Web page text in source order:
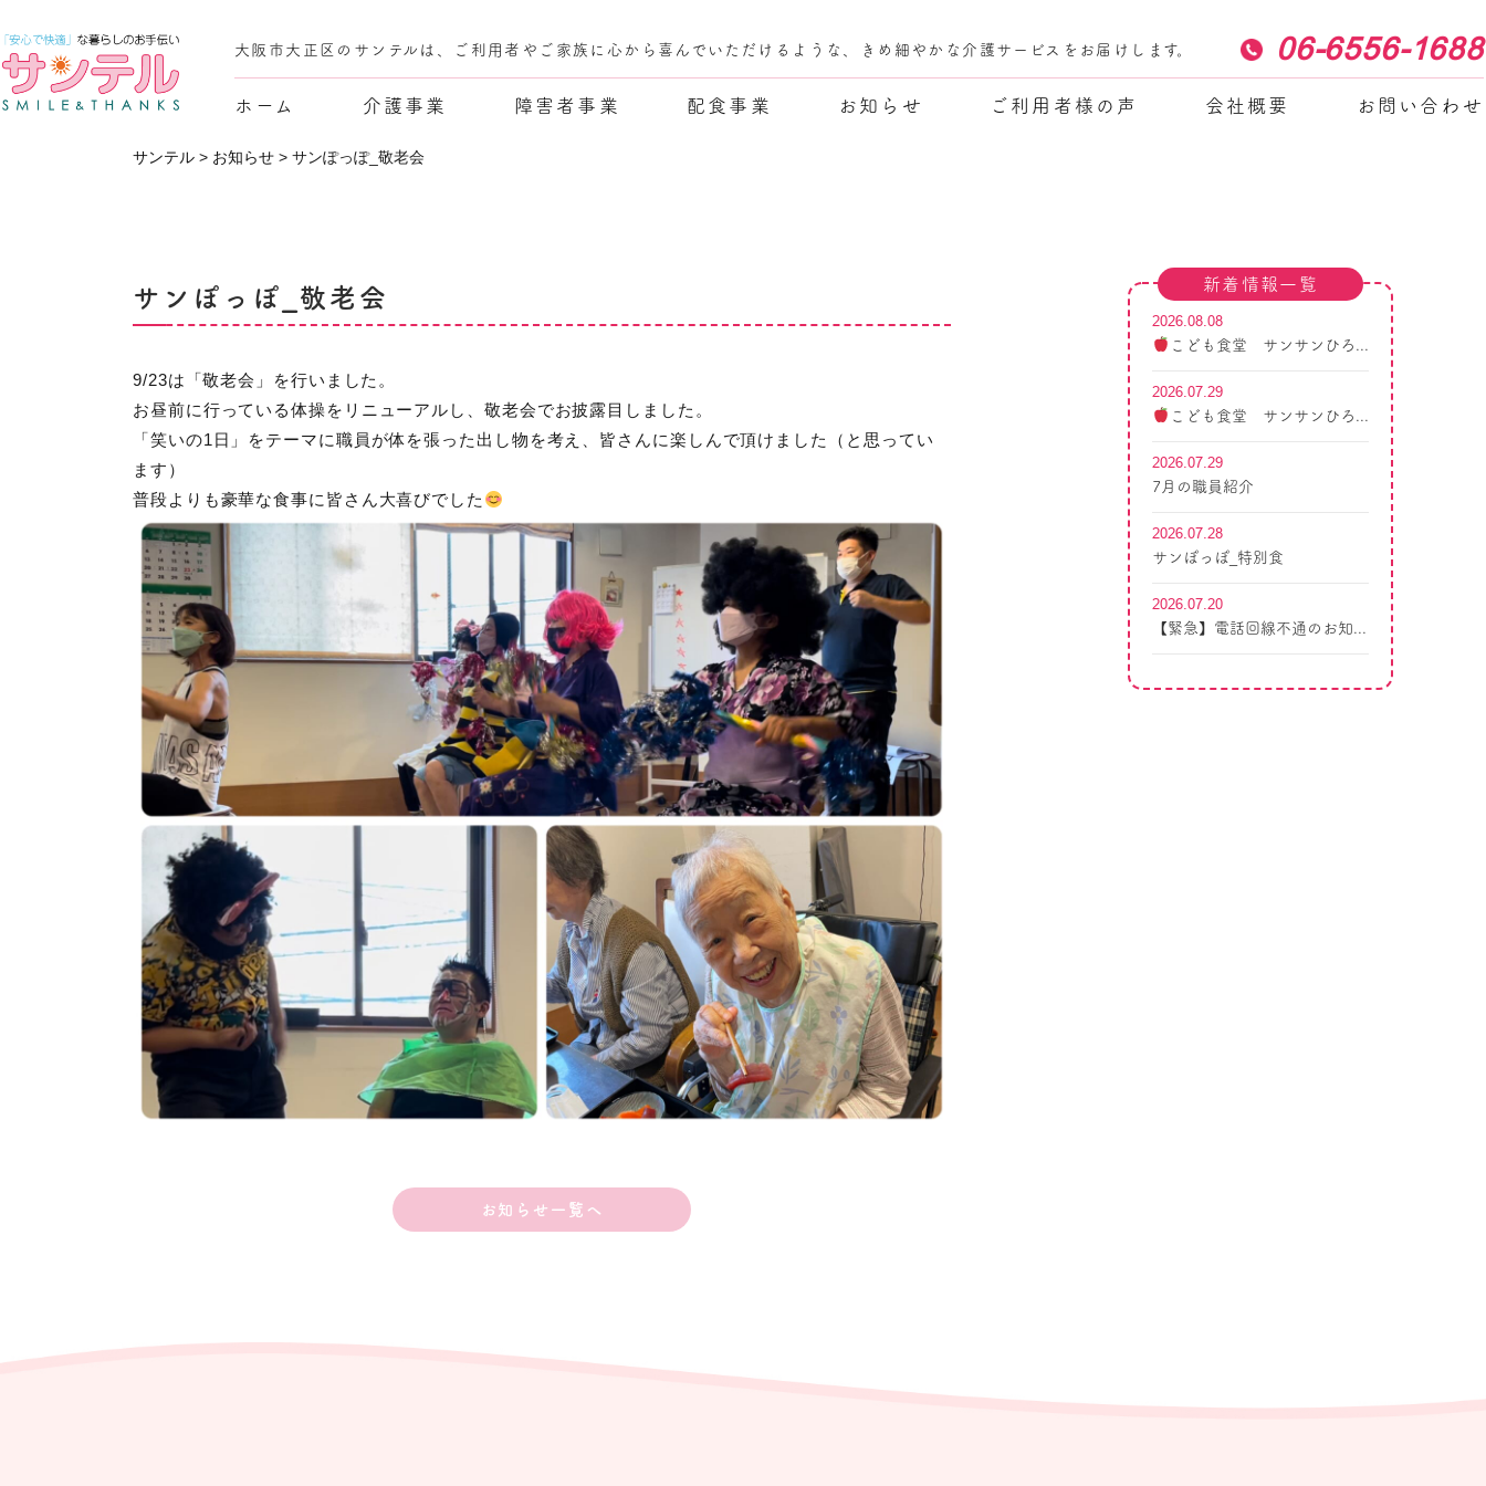
大阪市大正区のサンテルは、ご利用者やご家族に心から喜んでいただけるような、きめ細やかな介護サービスをお届けします。 06-6556-1688
ホーム 介護事業 障害者事業 配食事業 お知らせ ご利用者様の声 会社概要 お問い合わせ
サンテル > お知らせ > サンぽっぽ_敬老会
サンぽっぽ_敬老会
9/23は「敬老会」を行いました。
お昼前に行っている体操をリニューアルし、敬老会でお披露目しました。
「笑いの1日」をテーマに職員が体を張った出し物を考え、皆さんに楽しんで頂けました（と思ってい
ます）
普段よりも豪華な食事に皆さん大喜びでした
お知らせ一覧へ
新着情報一覧
2026.08.08
こども食堂 サンサンひろ...
2026.07.29
こども食堂 サンサンひろ...
2026.07.29
7月の職員紹介
2026.07.28
サンぽっぽ_特別食
2026.07.20
【緊急】電話回線不通のお知...